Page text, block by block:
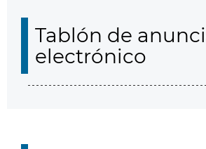
Tablón de
electrónico